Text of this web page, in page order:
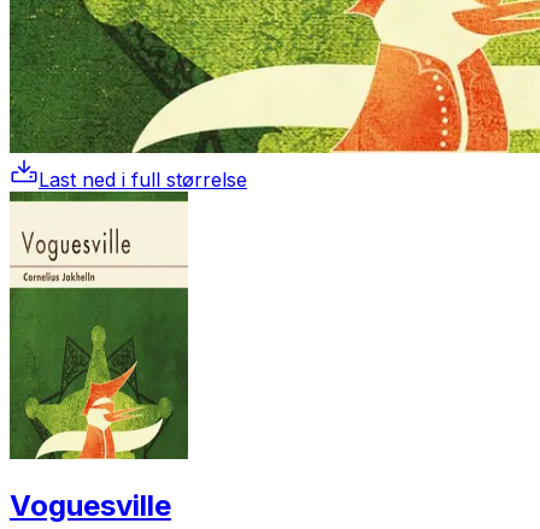
Last ned i full størrelse
Voguesville